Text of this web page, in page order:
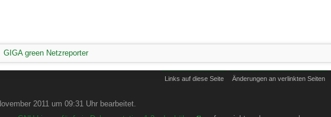
GIGA green Netzreporter
Links auf diese Seite Änderungen an verlinkten Seiten
2011 um 09:31 Uhr bearbeitet.